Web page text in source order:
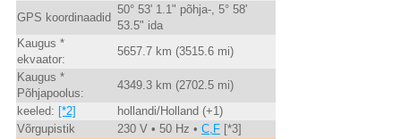
GPS koordinaadid
50° 53' 1.1" põhja-, 5° 58'
53.5" ida
Kaugus *
ekvaator:
5657.7 km (3515.6 mi)
Kaugus *
Põhjapoolus:
4349.3 km (2702.5 mi)
keeled: [*2]
hollandi/Holland (+1)
Võrgupistik
230 V • 50 Hz • C,F[*3]